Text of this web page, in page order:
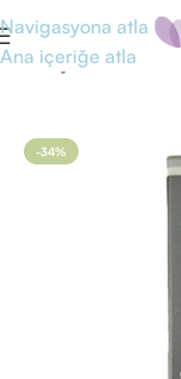
Navigasyona atla
Ana içeriğe atla
Ana Sayfa/
-34%